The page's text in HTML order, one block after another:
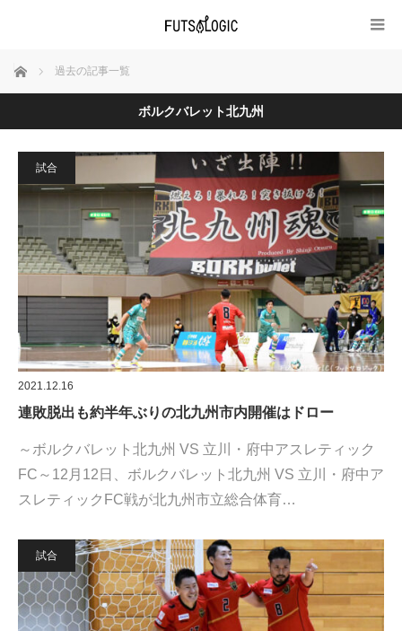
ホーム 過去の記事一覧
ボルクバレット北九州
試合
2021.12.16
連敗脱出も約半年ぶりの北九州市内開催はドロー
～ボルクバレット北九州 VS 立川・府中アスレティック
FC～12月12日、ボルクバレット北九州 VS 立川・府中ア
スレティックFC戦が北九州市立総合体育…
試合